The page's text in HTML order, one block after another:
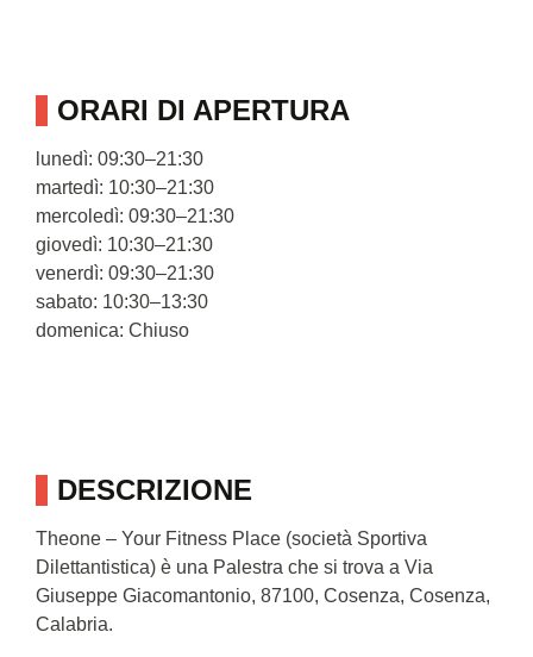
DESCRIZIONE
Theone – Your Fitness Place (società Sportiva
Dilettantistica) è una Palestra che si trova a Via
Giuseppe Giacomantonio, 87100, Cosenza, Cosenza,
Calabria.
ORARI DI APERTURA
lunedì: 09:30–21:30
martedì: 10:30–21:30
mercoledì: 09:30–21:30
giovedì: 10:30–21:30
venerdì: 09:30–21:30
sabato: 10:30–13:30
domenica: Chiuso